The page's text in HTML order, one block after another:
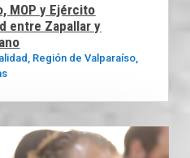
MOP y Ejército
entre Zapallar y
Región de Valparaíso